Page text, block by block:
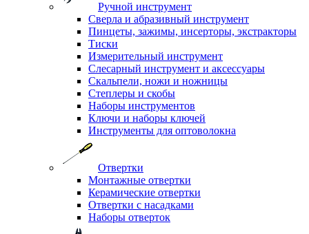
Ручной инструмент
Сверла и абразивный инструмент
Пинцеты, зажимы, инсерторы, экстракторы
Тиски
Измерительный инструмент
Слесарный инструмент и аксессуары
Скальпели, ножи и ножницы
Степлеры и скобы
Наборы инструментов
Ключи и наборы ключей
Инструменты для оптоволокна
Отвертки
Монтажные отвертки
Керамические отвертки
Отвертки с насадками
Наборы отверток